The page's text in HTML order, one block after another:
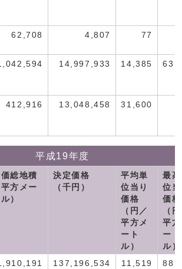
62,708 4,807 77
14,997,933 14,385
412,916 13,048,458 31,600
平成19年度
総地積
平方メー
ル）
決定価格
（千円）
平均単
位当り
価格
（円／
平方メ
ート
ル）
最
位
価格
（
平
ート
ル）
137,196,534 11,519